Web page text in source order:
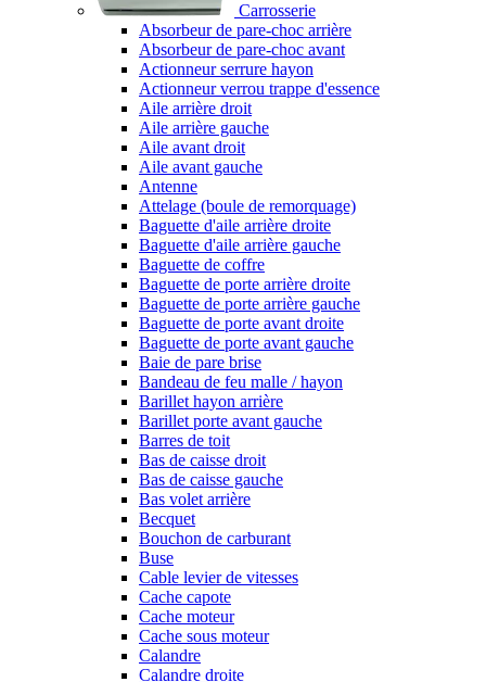
Carrosserie
Absorbeur de pare-choc arrière
Absorbeur de pare-choc avant
Actionneur serrure hayon
Actionneur verrou trappe d'essence
Aile arrière droit
Aile arrière gauche
Aile avant droit
Aile avant gauche
Antenne
Attelage (boule de remorquage)
Baguette d'aile arrière droite
Baguette d'aile arrière gauche
Baguette de coffre
Baguette de porte arrière droite
Baguette de porte arrière gauche
Baguette de porte avant droite
Baguette de porte avant gauche
Baie de pare brise
Bandeau de feu malle / hayon
Barillet hayon arrière
Barillet porte avant gauche
Barres de toit
Bas de caisse droit
Bas de caisse gauche
Bas volet arrière
Becquet
Bouchon de carburant
Buse
Cable levier de vitesses
Cache capote
Cache moteur
Cache sous moteur
Calandre
Calandre droite